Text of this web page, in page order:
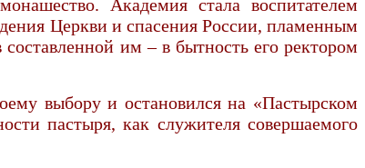
Академия стала воспитателем
Церкви и спасения России, пламенным
им – в бытность его ректором
выбору и остановился на «Пастырском
пастыря, как служителя совершаемого